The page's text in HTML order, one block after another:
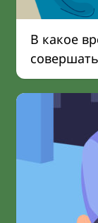
В какое